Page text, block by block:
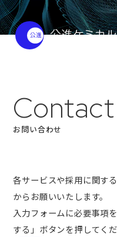
お問い合わせ
各サービスや採用に関す
からお願いいたします。
入力フォームに必要事項
する」ボタンを押してくだ